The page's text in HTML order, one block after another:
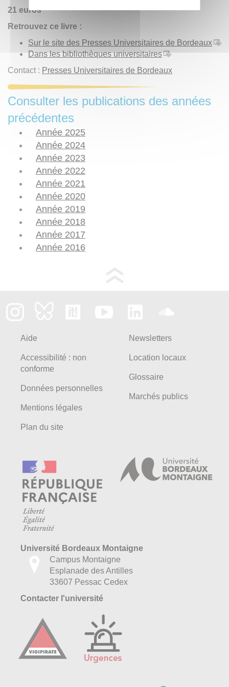
21 euros
Retrouvez ce livre :
Sur le site des Presses Universitaires de Bordeaux
Dans les bibliothèques universitaires
Contact : Presses Universitaires de Bordeaux
Consulter les publications des années
précédentes
Année 2025
Année 2024
Année 2023
Année 2022
Année 2021
Année 2020
Année 2019
Année 2018
Année 2017
Année 2016
Aide
Accessibilité : non
conforme
Données personnelles
Mentions légales
Plan du site
Newsletters
Location locaux
Glossaire
Marchés publics
Université Bordeaux Montaigne
Campus Montaigne
Esplanade des Antilles
33607 Pessac Cedex
Contacter l'université